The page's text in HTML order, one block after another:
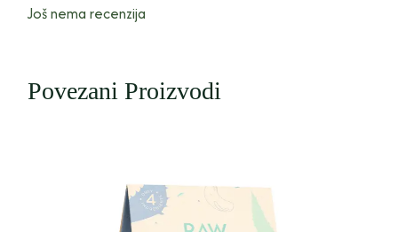
Još nema recenzija
Povezani Proizvodi